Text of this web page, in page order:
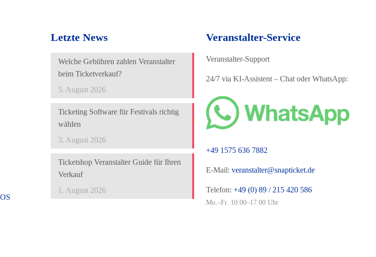
Letzte News
Welche Gebühren zahlen Veranstalter
beim Ticketverkauf?
5. August 2026
Ticketing Software für Festivals richtig
wählen
3. August 2026
Ticketshop Veranstalter Guide für Ihren
Verkauf
1. August 2026
Veranstalter-Service
Veranstalter-Support
24/7 via KI-Assistent – Chat oder WhatsApp:
+49 1575 636 7882
E-Mail: veranstalter@snapticket.de
Telefon: +49 (0) 89 / 215 420 586
Mo.–Fr. 10:00–17:00 Uhr